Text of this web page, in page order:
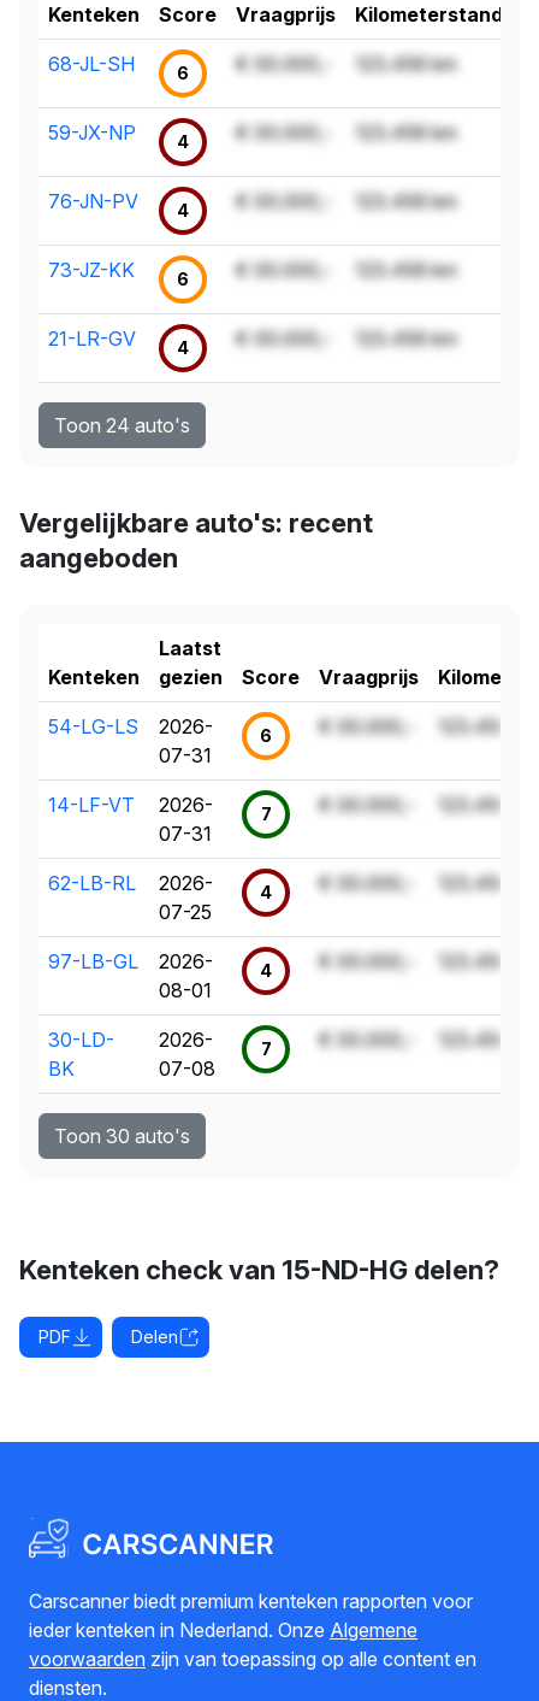
Kenteken Score Vraagprijs Kilometerstand
68-JL-SH 6 € 00.000,- 123.456 km
59-JX-NP 4 € 00.000,- 123.456 km
76-JN-PV 4 € 00.000,- 123.456 km
73-JZ-KK 6 € 00.000,- 123.456 km
21-LR-GV 4 € 00.000,- 123.456 km
Toon 24 auto's
Vergelijkbare auto's: recent
aangeboden
Kenteken
Laatst
gezien
Score Vraagprijs
54-LG-LS
2026-
07-31
6 € 00.000,- 123.456 km
14-LF-VT
2026-
07-31
7 € 00.000,- 123.456 km
62-LB-RL
2026-
07-25
4 € 00.000,- 123.456 km
97-LB-GL
2026-
08-01
4 € 00.000,- 123.456 km
30-LD-
BK
2026-
07-08
7 € 00.000,- 123.456 km
Toon 30 auto's
Kenteken check van 15-ND-HG delen?
PDF Delen
Carscanner biedt premium kenteken rapporten voor
ieder kenteken in Nederland. Onze Algemene
voorwaarden zijn van toepassing op alle content en
diensten.